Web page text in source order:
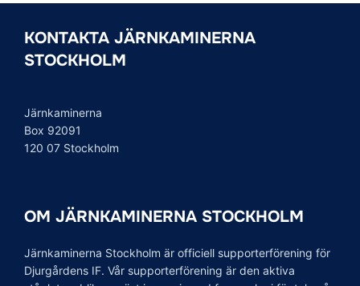
KONTAKTA JÄRNKAMINERNA
STOCKHOLM
Järnkaminerna
Box 92091
120 07 Stockholm
OM JÄRNKAMINERNA STOCKHOLM
Järnkaminerna Stockholm är officiell supporterförening för
Djurgårdens IF. Vår supporterförening är den aktiva